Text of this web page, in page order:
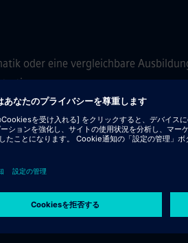
oder eine vergleichbare
oder python)
und SQL, sowie Kenntnisse
und Webserverbetrieb
gerne im Team und sind bereit